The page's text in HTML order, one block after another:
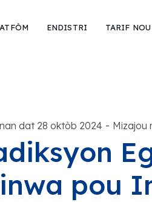
ENDISTRI TARIF
dat 28 oktòb 2024 - Mizajou
pou